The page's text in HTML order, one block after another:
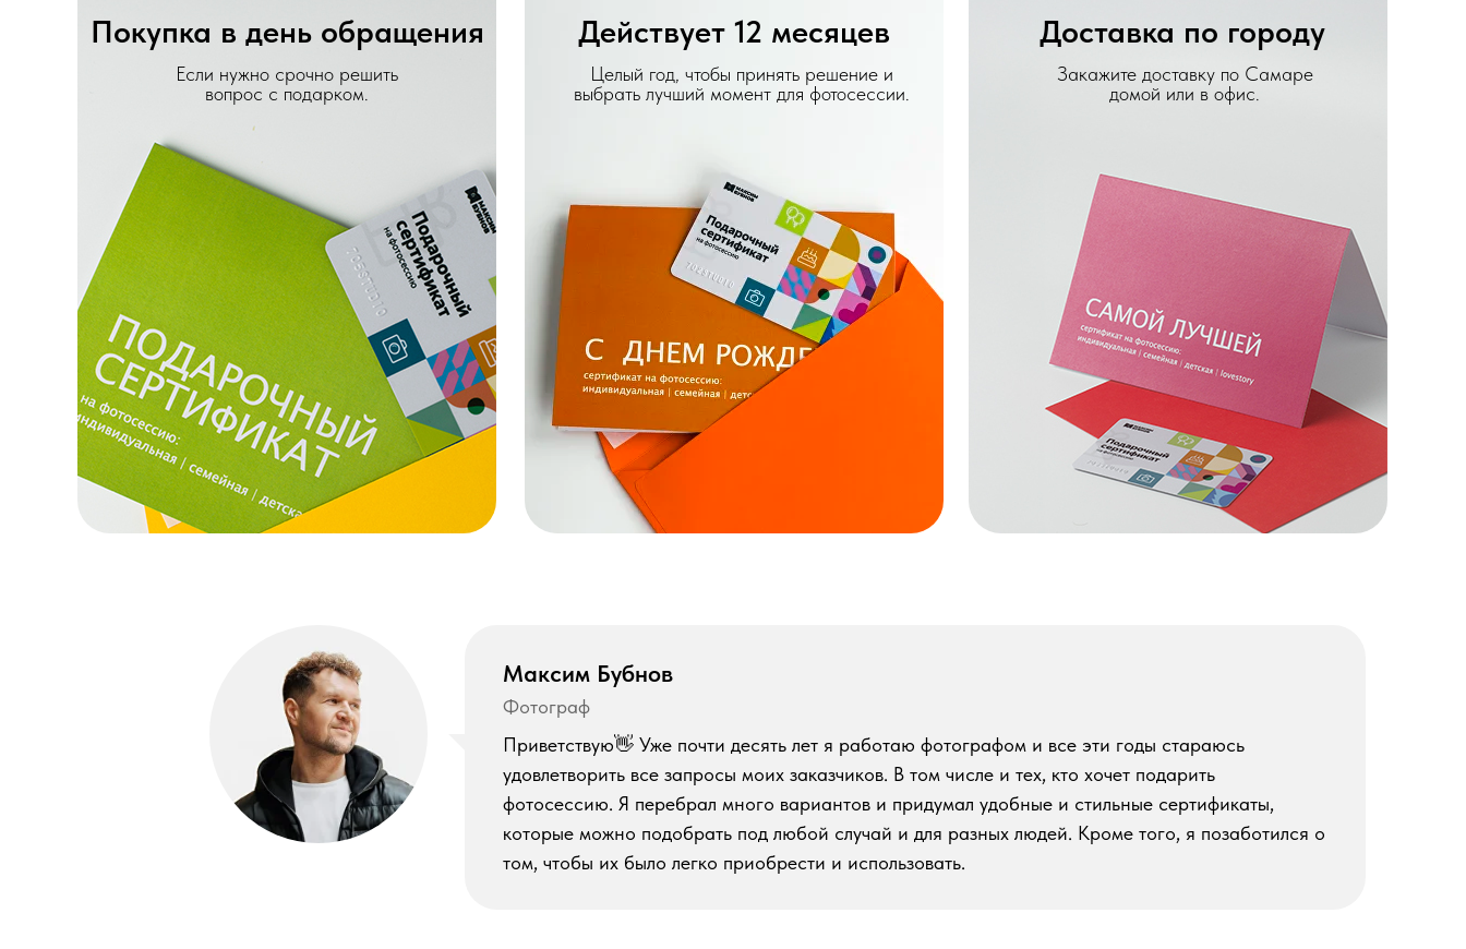
Доставка по городу
Действует 12 месяцев
Покупка в день обращения
Закажите доставку по Самаре
домой или в офис.
Целый год, чтобы принять решение и
выбрать лучший момент для фотосессии.
Если нужно срочно решить
вопрос с подарком.
Максим Бубнов
Фотограф
Приветствую👋 Уже почти десять лет я работаю фотографом и все эти годы стараюсь
удовлетворить все запросы моих заказчиков. В том числе и тех, кто хочет подарить
фотосессию. Я перебрал много вариантов и придумал удобные и стильные сертификаты,
которые можно подобрать под любой случай и для разных людей. Кроме того, я позаботился о
том, чтобы их было легко приобрести и использовать.